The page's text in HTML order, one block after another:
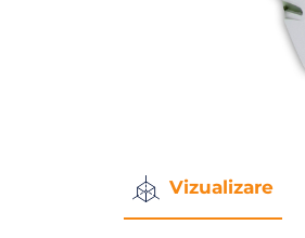
Vizualizare